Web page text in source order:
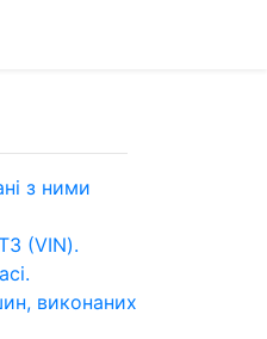
з ними
(VIN).
виконаних